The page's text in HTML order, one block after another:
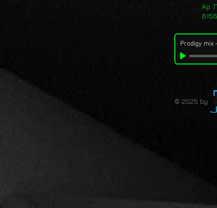
Αρ.
Prodigy mix
© 2025